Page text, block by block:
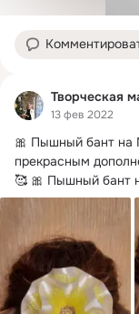
Творческая
13 фев 2022
🎀 Пышный бант на
прекрасным
🥰 🎀 Пышный бант